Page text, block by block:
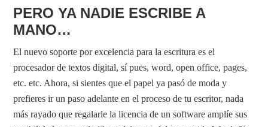
PERO YA NADIE ESCRIBE A
MANO…
El nuevo soporte por excelencia para la escritura es el
procesador de textos digital, sí pues, word, open office, pages,
etc. etc. Ahora, si sientes que el papel ya pasó de moda y
prefieres ir un paso adelante en el proceso de tu escritor, nada
más rayado que regalarle la licencia de un software amplíe sus